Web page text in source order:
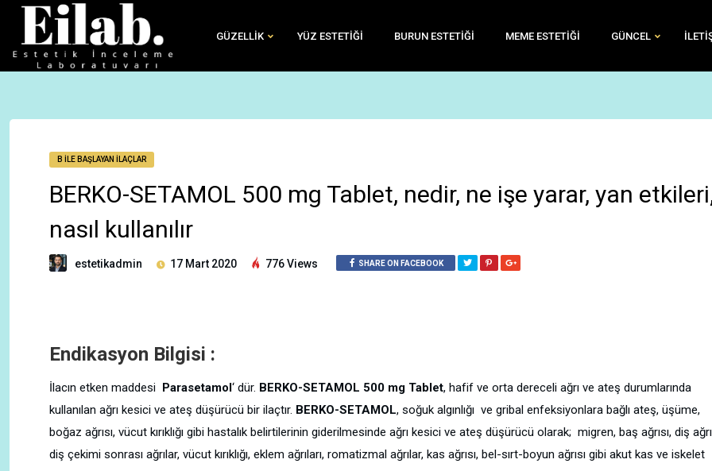
GÜZELLIK YÜZ ESTETIĞI BURUN ESTETIĞI MEME ESTETIĞI GÜNCEL
B İLE BAŞLAYAN İLAÇLAR
BERKO-SETAMOL 500 mg Tablet, nedir, ne işe yarar, yan
nasıl kullanılır
estetikadmin 17 Mart 2020 776 Views SHARE ON FACEBOOK
Endikasyon Bilgisi :
İlacın etken maddesi Parasetamol‘ dür. BERKO-SETAMOL 500 mg Tablet, hafif ve orta dereceli ağrı ve ateş durumlarında
kullanılan ağrı kesici ve ateş düşürücü bir ilaçtır. BERKO-SETAMOL, soğuk algınlığı ve gribal enfeksiyonlara bağlı ateş, üşüme,
boğaz ağrısı, vücut kırıklığı gibi hastalık belirtilerinin giderilmesinde ağrı kesici ve ateş düşürücü olarak; migren, baş ağrısı, diş
diş çekimi sonrası ağrılar, vücut kırıklığı, eklem ağrıları, romatizmal ağrılar, kas ağrısı, bel-sırt-boyun ağrısı gibi akut kas ve iskelet